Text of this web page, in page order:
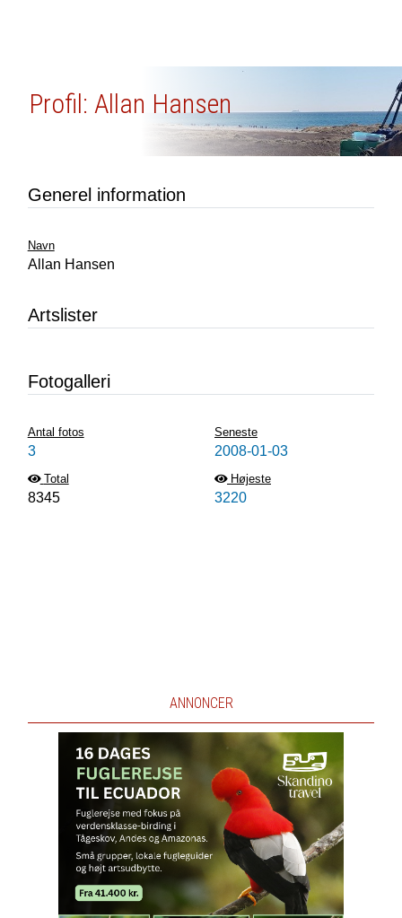
Profil: Allan Hansen
Generel information
Navn
Allan Hansen
Artslister
Fotogalleri
Antal fotos
3
Seneste
2008-01-03
Total
8345
Højeste
3220
ANNONCER